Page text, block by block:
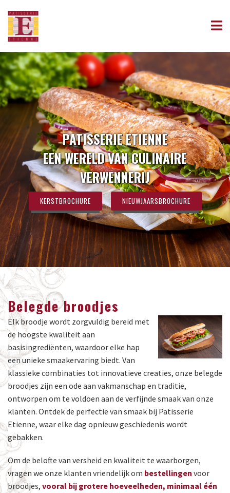
PATISSERIE ETIENNE
EEN WERELD VAN CULINAIRE
VERWENNERIJ
KERSTBROCHURE NIEUWJAARSBROCHURE
Belegde broodjes
Elk broodje wordt zorgvuldig bereid met
de hoogste kwaliteit aan
basisingrediënten, waardoor elke hap
een unieke smaakervaring biedt. Van
klassieke combinaties tot innovatieve creaties, onze belegde
broodjes zijn een ode aan vakmanschap en traditie,
ontworpen om te voldoen aan de verfijnde smaak van onze
klanten. Ontdek de perfectie van smaak bij Patisserie
Etienne, waar elke dag opnieuw geschiedenis wordt
gebakken.
Om de belofte van versheid en kwaliteit te waarborgen,
vragen we onze klanten vriendelijk om bestellingen voor
broodjes, vooral bij grotere hoeveelheden, minimaal één